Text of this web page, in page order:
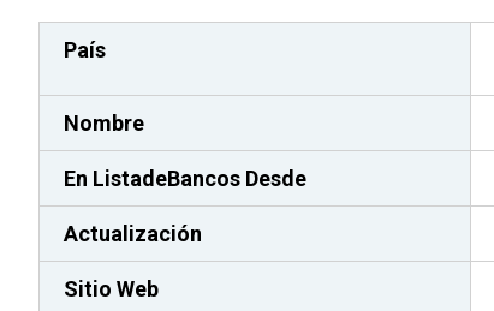
País
Nombre
En ListadeBancos Desde
Actualización
Sitio Web